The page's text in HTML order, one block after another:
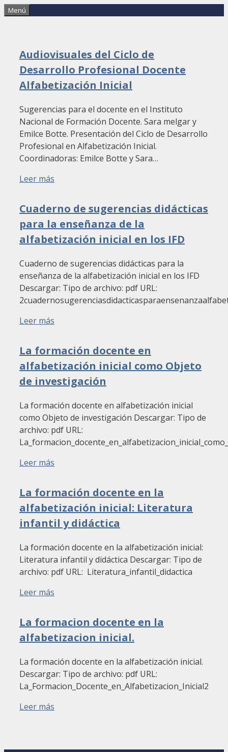
Saltar
Menú
Audiovisuales del Ciclo de
Desarrollo Profesional Docente
Alfabetización Inicial
Sugerencias para el docente en el Instituto
Nacional de Formación Docente. Sara melgar y
Emilce Botte. Presentación del Ciclo de Desarrollo
Profesional en Alfabetización Inicial.
Coordinadoras: Emilce Botte y Sara…
Leer más
Cuaderno de sugerencias didácticas
para la enseñanza de la
alfabetización inicial en los IFD
Cuaderno de sugerencias didácticas para la
enseñanza de la alfabetización inicial en los IFD
Descargar: Tipo de archivo: pdf URL:
Leer más
La formación docente en
alfabetización inicial como Objeto
de investigación
La formación docente en alfabetización inicial
como Objeto de investigación Descargar: Tipo de
archivo: pdf URL:
Leer más
La formación docente en la
alfabetización inicial: Literatura
infantil y didáctica
La formación docente en la alfabetización inicial:
Literatura infantil y didáctica Descargar: Tipo de
archivo: pdf URL: Literatura_infantil_didactica
Leer más
La formacion docente en la
alfabetizacion inicial.
La formación docente en la alfabetización inicial.
Descargar: Tipo de archivo: pdf URL:
La_Formacion_Docente_en_Alfabetizacion_Inicial2
Leer más